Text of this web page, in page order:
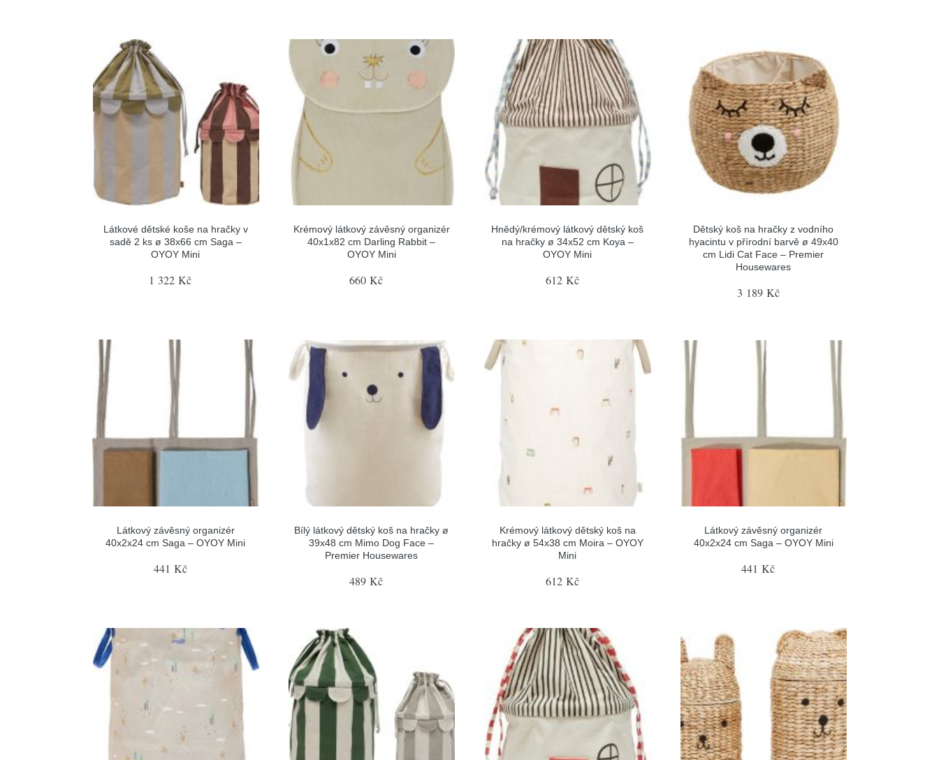
Látkové dětské koše na hračky v
sadě 2 ks ø 38x66 cm Saga –
OYOY Mini
1 322 Kč
Krémový látkový závěsný organizér
40x1x82 cm Darling Rabbit –
OYOY Mini
660 Kč
Hnědý/krémový látkový dětský koš
na hračky ø 34x52 cm Koya –
OYOY Mini
612 Kč
Dětský koš na hračky z vodního
hyacintu v přírodní barvě ø 49x40
cm Lidi Cat Face – Premier
Housewares
3 189 Kč
Látkový závěsný organizér
40x2x24 cm Saga – OYOY Mini
441 Kč
Bílý látkový dětský koš na hračky ø
39x48 cm Mimo Dog Face –
Premier Housewares
489 Kč
Krémový látkový dětský koš na
hračky ø 54x38 cm Moira – OYOY
Mini
612 Kč
Látkový závěsný organizér
40x2x24 cm Saga – OYOY Mini
441 Kč